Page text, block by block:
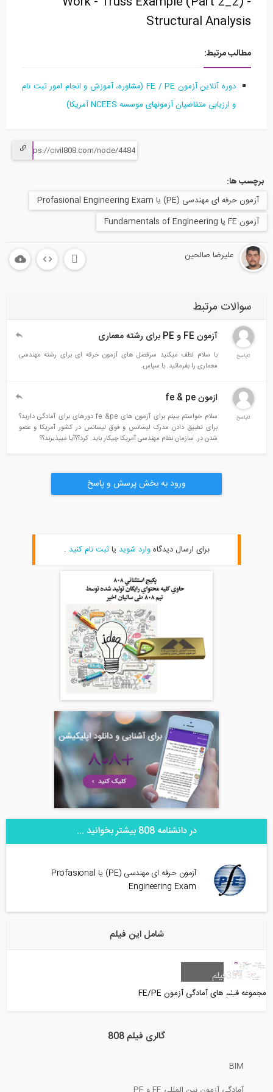
Structural Analysis
مطالب مرتبط:
دوره آنلاین آزمون FE / PE (مشاوره، آموزش و انجام امور ثبت نام
و ارزیابی متقاضیان آزمونهای موسسه NCEES آمریکا)
برچسب ها:
آزمون حرفه ای مهندسی (PE) یا Profasional Engineering Exam
آزمون FE یا Fundamentals of Engineering
علیرضا صالحین
سوالات مرتبط
آزمون FE و PE برای رشته معماری
با سلام لطف میکنید سرفصل های آزمون حرفه ای برای رشته مهندسی
معماری را بفرمائید. با سپاس.
ازمون fe & pe
سلام خواستم ببینم برای آزمون های fe &pe دورهای برای آمادگی دارید؟
برای تطبیق دادن مدرک لیسانس و فوق لیسانس در کشور آمریکا و عضو
شدن در. سازمان نظام مهندسی آمریکا چیکار باید. کرد؟؟آیا میپذیرند؟؟
ورود به بخش پرسش و پاسخ
برای ارسال دیدگاهوارد شویدیاثبت نام کنید.
در دانشنامه 808 بیشتر بخوانید ...
آزمون حرفه ای مهندسی (PE) یا Profasional
Engineering Exam
شامل این فیلم
مجموعه فیلم های آمادگی آزمون FE/PE
359فیلم
گالری فیلم 808
BIM